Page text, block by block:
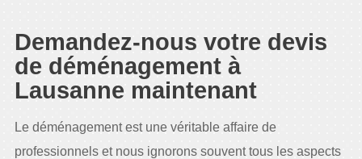
Demandez-nous votre devis
de déménagement à
Lausanne maintenant
Le déménagement est une véritable affaire de
professionnels et nous ignorons souvent tous les aspects